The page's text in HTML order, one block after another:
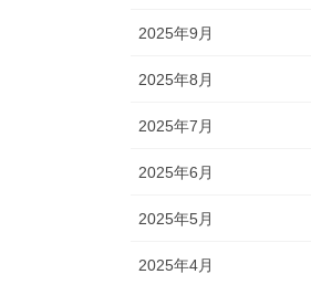
2025年9月
2025年8月
2025年7月
2025年6月
2025年5月
2025年4月